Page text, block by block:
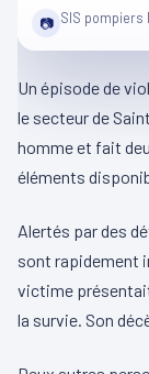
📷 SIS pompiers
Un épisode de
le secteur de
homme et fait
éléments
Alertés par des
sont rapidement
victime
la survie. Son